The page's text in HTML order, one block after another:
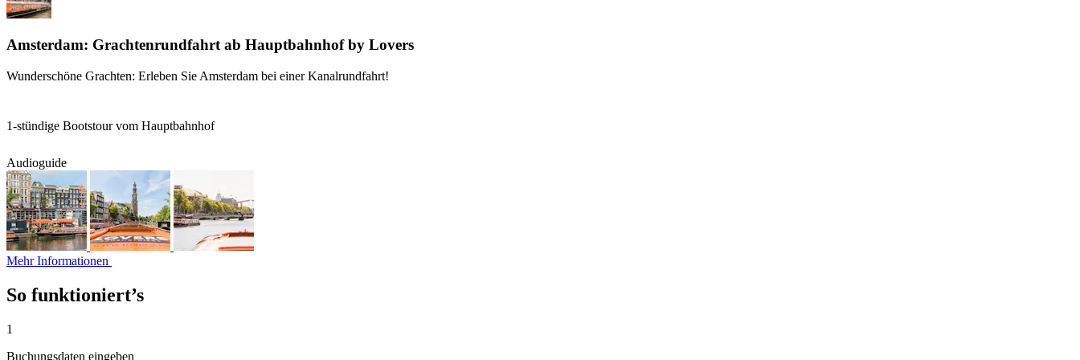
Amsterdam: Grachtenrundfahrt ab Hauptbahnhof by Lovers
Wunderschöne Grachten: Erleben Sie Amsterdam bei einer Kanalrundfahrt!
1-stündige Bootstour vom Hauptbahnhof
Audioguide
Mehr Informationen
So funktioniert’s
1
Buchungsdaten eingeben